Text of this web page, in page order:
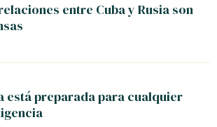
entre Cuba y Rusia son
está preparada para cualquier